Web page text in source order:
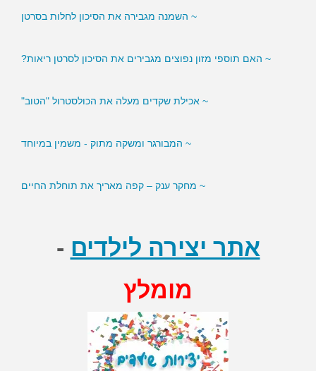
~ השמנה מגבירה את הסיכון לחלות בסרטן
~ האם תוספי מזון נפוצים מגבירים את הסיכון לסרטן ריאות?
~ אכילת שקדים מעלה את הכולסטרול "הטוב"
~ מחקר ענק – קפה מאריך את תוחלת החיים
אתר יצירה לילדים -
מומלץ